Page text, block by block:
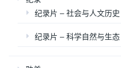
纪录片 – 社会与人文历史
纪录片 – 科学自然与生态